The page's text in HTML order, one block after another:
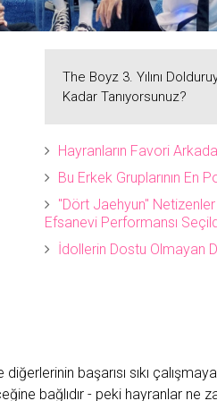
The Boyz 3. Yılını
Kadar Tanıyorsunuz?
Hayranların Favori
Bu Erkek Gruplarının En
"Dört Jaehyun" Netizenler
Efsanevi Performansı
İdollerin Dostu Olmayan
diğerlerinin başarısı sıkı
bağlıdır - peki hayranlar ne